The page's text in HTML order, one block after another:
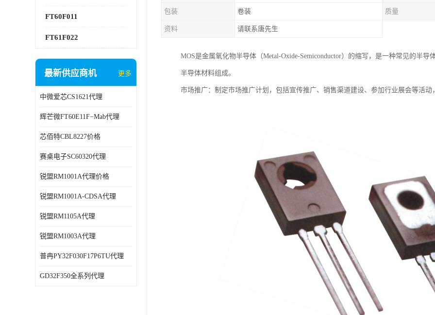
FT60F011
FT61F022
最新供应商机 更多
中微爱芯CS1621代理
辉芒微FT60E11F−Mab代理
芯佰特CBL8227价格
赛桌电子SC60320代理
锐盟RM1001A代理价格
锐盟RM1001A-CDSA代理
锐盟RM1105A代理
锐盟RM1003A代理
普冉PY32F030F17P6TU代理
GD32F350全系列代理
包装 卷装 质量
资料 请联系唐先生
MOS是金属氧化物半导体（Metal-Oxide-Semiconductor）的缩写，是一种常见的半
半导体材料组成。
市场推广：制定市场推广计划，包括宣传推广、销售渠道建设、参加行业展会等活